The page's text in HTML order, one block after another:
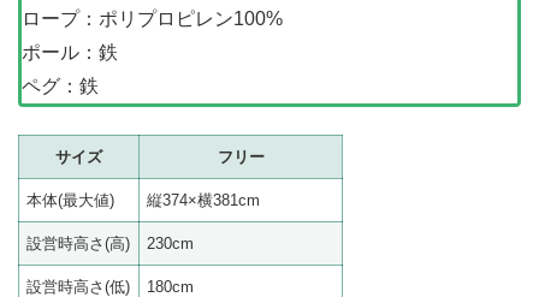
ロープ：ポリプロピレン100%
ポール：鉄
ペグ：鉄
サイズ フリー
本体(最大値) 縦374×横381cm
設営時高さ(高) 230cm
設営時高さ(低) 180cm